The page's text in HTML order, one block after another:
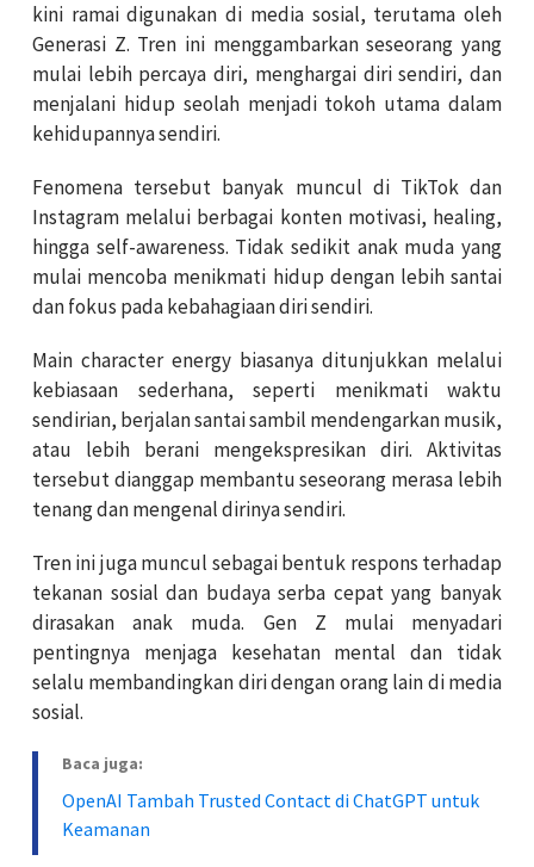
kini ramai digunakan di media sosial, terutama oleh
Generasi Z. Tren ini menggambarkan seseorang yang
mulai lebih percaya diri, menghargai diri sendiri, dan
menjalani hidup seolah menjadi tokoh utama dalam
kehidupannya sendiri.
Fenomena tersebut banyak muncul di TikTok dan
Instagram melalui berbagai konten motivasi, healing,
hingga self-awareness. Tidak sedikit anak muda yang
mulai mencoba menikmati hidup dengan lebih santai
dan fokus pada kebahagiaan diri sendiri.
Main character energy biasanya ditunjukkan melalui
kebiasaan sederhana, seperti menikmati waktu
sendirian, berjalan santai sambil mendengarkan musik,
atau lebih berani mengekspresikan diri. Aktivitas
tersebut dianggap membantu seseorang merasa lebih
tenang dan mengenal dirinya sendiri.
Tren ini juga muncul sebagai bentuk respons terhadap
tekanan sosial dan budaya serba cepat yang banyak
dirasakan anak muda. Gen Z mulai menyadari
pentingnya menjaga kesehatan mental dan tidak
selalu membandingkan diri dengan orang lain di media
sosial.
Baca juga:
OpenAI Tambah Trusted Contact di ChatGPT untuk
Keamanan